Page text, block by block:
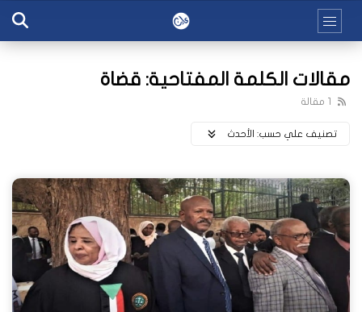
مقالات الكلمة المفتاحية: قضاة
1 مقالة
تصنيف علي حسب: اﻷحدث